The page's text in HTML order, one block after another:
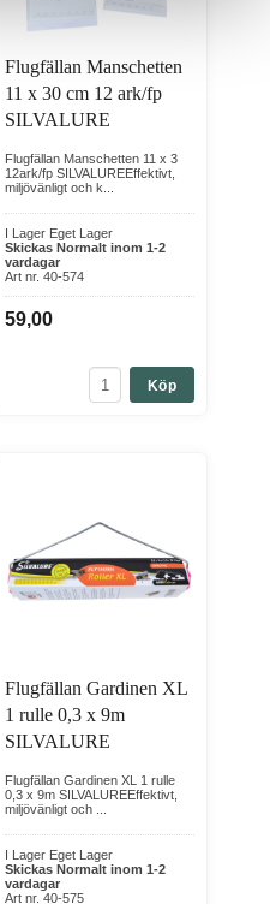
Flugfällan Manschetten
11 x 30 cm 12 ark/fp
SILVALURE
Flugfällan Manschetten 11 x 3
12ark/fp SILVALUREEffektivt,
miljövänligt och k...
I Lager Eget Lager
Skickas Normalt inom 1-2
vardagar
Art nr. 40-574
59,00
Köp
Flugfällan Gardinen XL
1 rulle 0,3 x 9m
SILVALURE
Flugfällan Gardinen XL 1 rulle
0,3 x 9m SILVALUREEffektivt,
miljövänligt och ...
I Lager Eget Lager
Skickas Normalt inom 1-2
vardagar
Art nr. 40-575